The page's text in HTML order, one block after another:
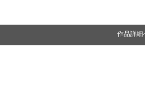
作品詳細